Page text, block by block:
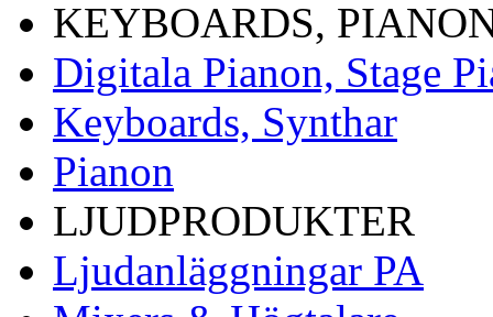
KEYBOARDS,
Digitala Pianon, Stage
Keyboards, Synthar
Pianon
LJUDPRODUKTER
Ljudanläggningar PA